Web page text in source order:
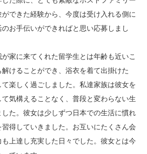
できた経験から、今度は受け入れる側に
お手伝いができればと思い応募しまし
家に来てくれた留学生とは年齢も近いこ
けることができ、浴衣を着て出掛けた
楽しく過ごしました。私達家族は彼女を
気構えることなく、普段と変わらない生
た。彼女は少しずつ日本での生活に慣れ
得していきました。お互いにたくさん会
上達し充実した日々でした。彼女とは今